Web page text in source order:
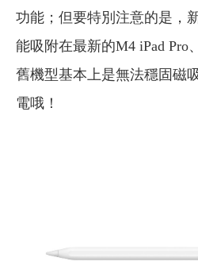
功能；但要特別注意的是，
能吸附在最新的M4 iPad Pro
舊機型基本上是無法穩固磁
電哦！